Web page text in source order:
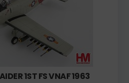
1ST FS VNAF 1963